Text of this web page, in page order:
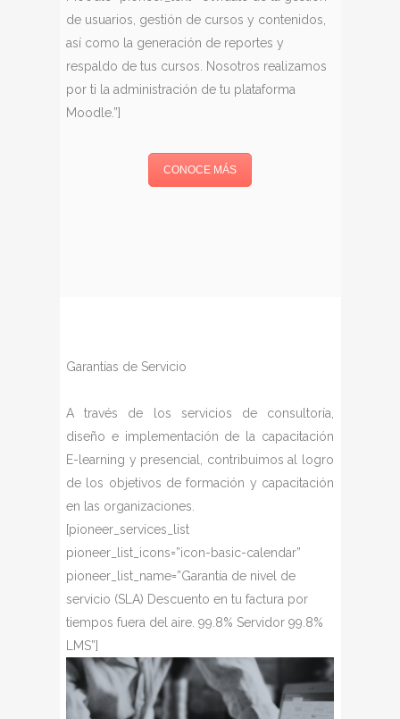
de usuarios, gestión de cursos y contenidos,
así como la generación de reportes y
respaldo de tus cursos. Nosotros realizamos
por ti la administración de tu plataforma
Moodle.”]
CONOCE MÁS
Garantías de Servicio
A través de los servicios de consultoría,
diseño e implementación de la capacitación
E-learning y presencial, contribuimos al logro
de los objetivos de formación y capacitación
en las organizaciones.
[pioneer_services_list
pioneer_list_icons=”icon-basic-calendar”
pioneer_list_name=”Garantía de nivel de
servicio (SLA) Descuento en tu factura por
tiempos fuera del aire. 99.8% Servidor 99.8%
LMS”]